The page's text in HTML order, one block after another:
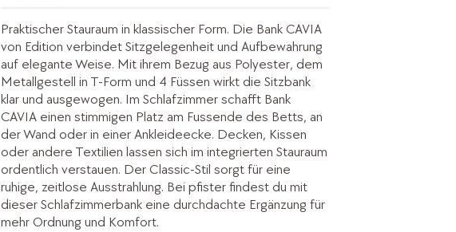
Praktischer Stauraum in klassischer Form. Die Bank CAVIA
von Edition verbindet Sitzgelegenheit und Aufbewahrung
auf elegante Weise. Mit ihrem Bezug aus Polyester, dem
Metallgestell in T-Form und 4 Füssen wirkt die Sitzbank
klar und ausgewogen. Im Schlafzimmer schafft Bank
CAVIA einen stimmigen Platz am Fussende des Betts, an
der Wand oder in einer Ankleideecke. Decken, Kissen
oder andere Textilien lassen sich im integrierten Stauraum
ordentlich verstauen. Der Classic-Stil sorgt für eine
ruhige, zeitlose Ausstrahlung. Bei pfister findest du mit
dieser Schlafzimmerbank eine durchdachte Ergänzung für
mehr Ordnung und Komfort.